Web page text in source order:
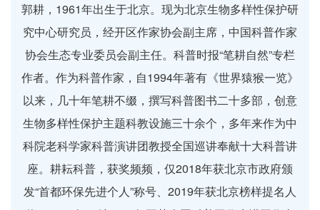
郭耕，1961年出生于北京。现为北京生物多样性保护研
究中心研究员，经开区作家协会副主席，中国科普作家
协会生态专业委员会副主任。科普时报“笔耕自然”专栏
作者。作为科普作家，自1994年著有《世界猿猴一览》
以来，几十年笔耕不缀，撰写科普图书二十多部，创意
生物多样性保护主题科教设施三十余个，多年来作为中
科院老科学家科普演讲团教授全国巡讲奉献十大科普讲
座。耕耘科普，获奖频频，仅2018年获北京市政府颁
发“首都环保先进个人”称号、2019年获北京榜样提名人